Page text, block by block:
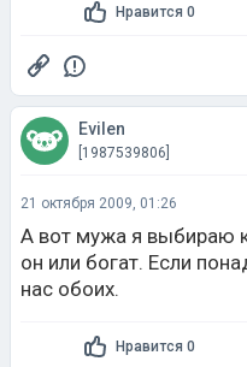
Нравится 0
Evilen
[1987539806]
21 октября 2009, 01:26
А вот мужа я выбираю
он или богат. Если
нас обоих.
Нравится 0